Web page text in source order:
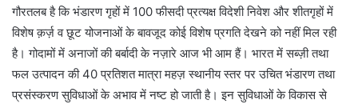
गौरतलब है कि भंडारण गृहों में 100 फीसदी प्रत्यक्ष विदेशी निवेश और शीतगृहों में
विशेष क़र्ज़ व छूट योजनाओं के बावजूद कोई विशेष प्रगति देखने को नहीं मिल रही
है। गोदामों में अनाजों की बर्बादी के नज़ारे आज भी आम हैं। भारत में सब्ज़ी तथा
फल उत्पादन की 40 प्रतिशत मात्रा महज़ स्थानीय स्तर पर उचित भंडारण तथा
प्रसंस्करण सुविधाओं के अभाव में नष्ट हो जाती है। इन सुविधाओं के विकास से